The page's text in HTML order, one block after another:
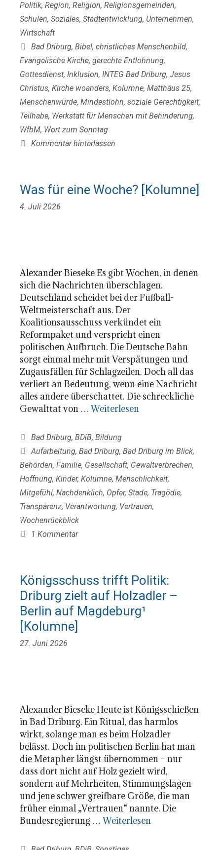
Politik, Region, Religion, Religionsgemeinden,
Schulen, Soziales, Stadtentwicklung, Unternehmen,
Wirtschaft
Schlagwörter
Bad Driburg, Bibel, christliches Menschenbild,
Evangelische Kirche, gerechte Entlohnung,
Gottesdienst, Inklusion, INTEG Bad Driburg, Jesus
Christus, Kirche woanders, Kolumne, Matthäus 25,
Menschenwürde, Mindestlohn, soziale Gerechtigkeit,
Teilhabe, Werkstatt für Menschen mit Behinderung,
WfbM, Wort zum Sonntag
Kommentar hinterlassen
Was für eine Woche? [Kolumne]
4. Juli 2026
Alexander Bieseke Es gibt Wochen, in denen
sich die Nachrichten überschlagen.
Deutschland scheidet bei der Fußball-
Weltmeisterschaft aus. Der
Koalitionsausschuss verkündet ein
Reformpaket und verspricht einen
politischen Aufbruch. Die Deutsche Bahn
sorgt einmal mehr mit Verspätungen und
Zugausfällen für Schlagzeilen. Doch all das
verliert an Bedeutung, wenn eine Nachricht
alles andere überschattet. Die schreckliche
Gewalttat von …Weiterlesen
Kategorien
Bad Driburg, BDiB, Bildung
Schlagwörter
Aufarbeitung, Bad Driburg, Bad Driburg im Blick,
Behörden, Familie, Gesellschaft, Gewaltverbrechen,
Hoffnung, Kinder, Kolumne, Menschlichkeit,
Mitgefühl, Nachdenklich, Opfer, Stade, Tragödie,
Transparenz, Verantwortung, Vertrauen,
Wochenrückblick
1 Kommentar
Königsschuss trifft Politik:
Driburg zielt auf Holzadler –
Berlin auf Magdeburg¹
[Kolumne]
27. Juni 2026
Alexander Bieseke Heute ist Königsschießen
in Bad Driburg. Ein Ritual, das harmlos
wirkt, solange man es beim Holzadler
belässt. Doch im politischen Berlin hat man
die Metapher längst übernommen – nur
dass dort nicht auf Holz gezielt wird,
sondern auf Mehrheiten, Stimmungslagen
und jene schwer greifbare Größe, die man
früher einmal „Vertrauen“ nannte. Die
Bundesregierung …Weiterlesen
Kategorien